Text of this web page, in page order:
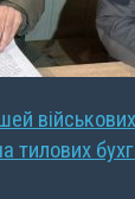
тилових